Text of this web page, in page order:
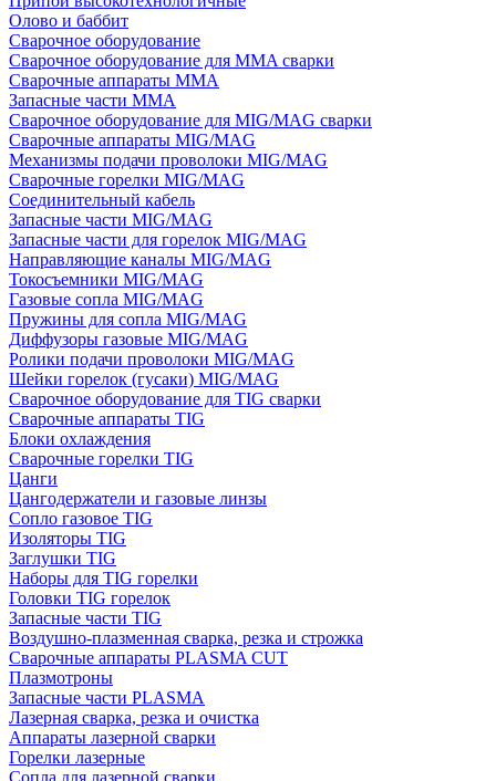
Олово и баббит
Сварочное оборудование
Сварочное оборудование для MMA сварки
Сварочные аппараты MMA
Запасные части MMA
Сварочное оборудование для MIG/MAG сварки
Сварочные аппараты MIG/MAG
Механизмы подачи проволоки MIG/MAG
Сварочные горелки MIG/MAG
Соединительный кабель
Запасные части MIG/MAG
Запасные части для горелок MIG/MAG
Направляющие каналы MIG/MAG
Токосъемники MIG/MAG
Газовые сопла MIG/MAG
Пружины для сопла MIG/MAG
Диффузоры газовые MIG/MAG
Ролики подачи проволоки MIG/MAG
Шейки горелок (гусаки) MIG/MAG
Сварочное оборудование для TIG сварки
Сварочные аппараты TIG
Блоки охлаждения
Сварочные горелки TIG
Цанги
Цангодержатели и газовые линзы
Сопло газовое TIG
Изоляторы TIG
Заглушки TIG
Наборы для TIG горелки
Головки TIG горелок
Запасные части TIG
Воздушно-плазменная сварка, резка и строжка
Сварочные аппараты PLASMA CUT
Плазмотроны
Запасные части PLASMA
Лазерная сварка, резка и очистка
Аппараты лазерной сварки
Горелки лазерные
Сопла для лазерной сварки